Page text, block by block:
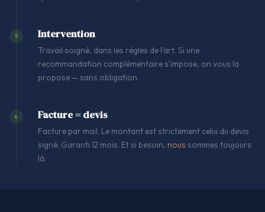
5 Intervention
Travail soigné, dans les règles de l'art. Si une
recommandation complémentaire s'impose, on vous la
propose — sans obligation.
6 Facture = devis
Facture par mail. Le montant est strictement celui du devis
signé. Garanti 12 mois. Et si besoin, nous sommes toujours
là.